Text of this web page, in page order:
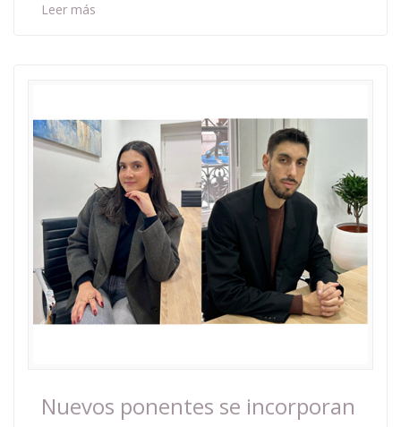
Leer más
Nuevos ponentes se incorporan